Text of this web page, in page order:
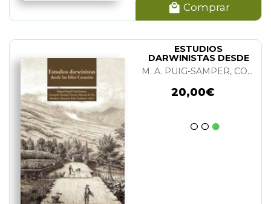
Comprar
ESTUDIOS
DARWINISTAS DESDE
LAS ISLAS CANARIASM. A. PUIG-SAMPER, CONSUELO NARANJO, MANUEL DE PAZ Y ROSAURA RUIZ
20,00€